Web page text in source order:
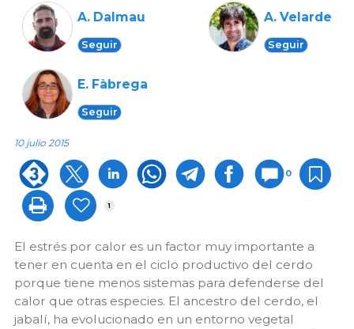
A. Dalmau
Seguir
A. Velarde
Seguir
E. Fàbrega
Seguir
10 julio 2015
0
1
El estrés por calor es un factor muy importante a
tener en cuenta en el ciclo productivo del cerdo
porque tiene menos sistemas para defenderse del
calor que otras especies. El ancestro del cerdo, el
jabalí, ha evolucionado en un entorno vegetal